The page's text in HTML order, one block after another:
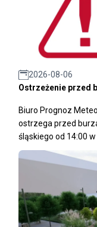
2026-08-06
Ostrzeżenie przed
Biuro Prognoz
ostrzega przed
śląskiego od 14:00